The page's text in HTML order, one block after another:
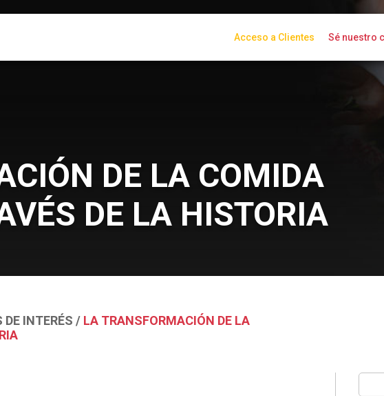
Acceso a Clientes Sé nuestro
DE LA COMIDA
DE LA HISTORIA
DE INTERÉS / LA TRANSFORMACIÓN DE LA